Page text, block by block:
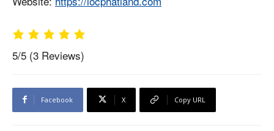
5/5 (3 Reviews)
Facebook X Copy URL